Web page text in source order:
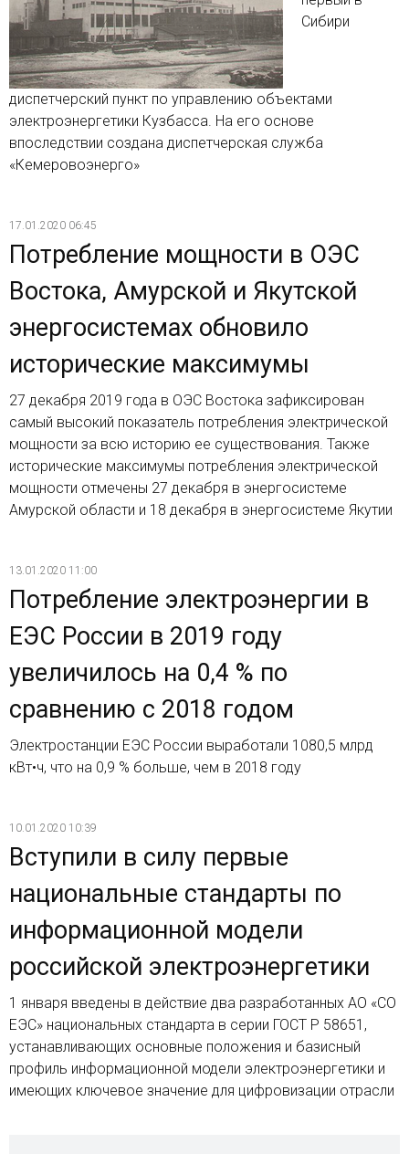
Сибири
диспетчерский пункт по управлению объектами
электроэнергетики Кузбасса. На его основе
впоследствии создана диспетчерская служба
«Кемеровоэнерго»
17.01.2020 06:45
Потребление мощности в ОЭС
Востока, Амурской и Якутской
энергосистемах обновило
исторические максимумы
27 декабря 2019 года в ОЭС Востока зафиксирован
самый высокий показатель потребления электрической
мощности за всю историю ее существования. Также
исторические максимумы потребления электрической
мощности отмечены 27 декабря в энергосистеме
Амурской области и 18 декабря в энергосистеме Якутии
13.01.2020 11:00
Потребление электроэнергии в
ЕЭС России в 2019 году
увеличилось на 0,4 % по
сравнению с 2018 годом
Электростанции ЕЭС России выработали 1080,5 млрд
кВт•ч, что на 0,9 % больше, чем в 2018 году
10.01.2020 10:39
Вступили в силу первые
национальные стандарты по
информационной модели
российской электроэнергетики
1 января введены в действие два разработанных АО «СО
ЕЭС» национальных стандарта в серии ГОСТ Р 58651,
устанавливающих основные положения и базисный
профиль информационной модели электроэнергетики и
имеющих ключевое значение для цифровизации отрасли